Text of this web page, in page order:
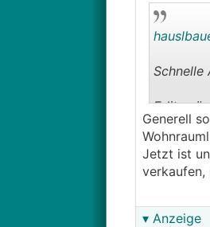
Schnelle
Edit:
Generell
Jetzt ist
verkaufen,
▾ Anzeige